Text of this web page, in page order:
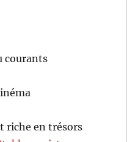
courants
riche en trésors